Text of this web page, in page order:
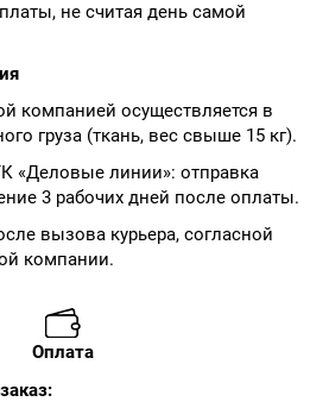
не считая день самой
компанией осуществляется в
груза (ткань, вес свыше 15 кг).
«Деловые линии»: отправка
3 рабочих дней после оплаты.
вызова курьера, согласной
компании.
Оплата